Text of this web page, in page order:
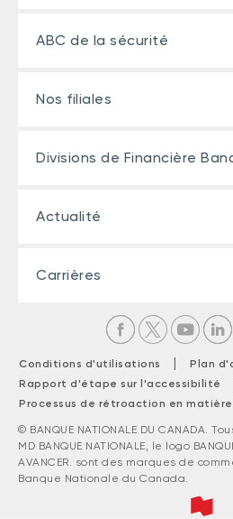
ABC de la sécurité
Nos filiales
Divisions de Financière
Actualité
Carrières
Conditions d'utilisations |
Plan
Rapport d'étape sur l'accessibilité
Processus de rétroaction en
© BANQUE NATIONALE DU CANADA.
MD BANQUE NATIONALE, le logo
AVANCER. sont des marques de
Banque Nationale du Canada.